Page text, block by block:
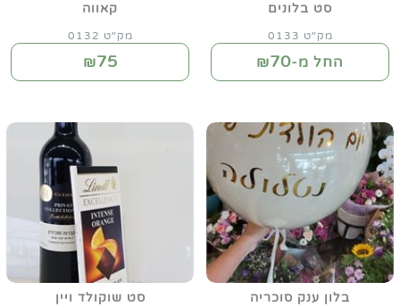
סט בלונים
מק"ט 0133
החל מ-₪70
קאווה
מק"ט 0132
₪75
בלון ענק סוכריה סט שוקולד ויין